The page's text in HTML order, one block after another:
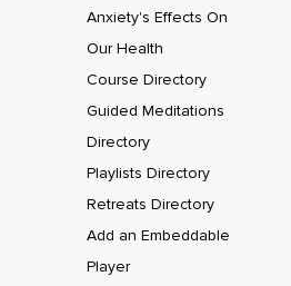
Anxiety's Effects On
Our Health
Course Directory
Guided Meditations
Directory
Playlists Directory
Retreats Directory
Add an Embeddable
Player